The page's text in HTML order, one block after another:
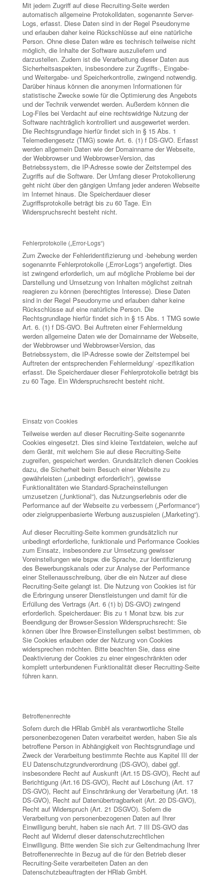
Mit jedem Zugriff auf diese Recruiting-Seite werden
automatisch allgemeine Protokolldaten, sogenannte Server-
Logs, erfasst. Diese Daten sind in der Regel Pseudonyme
und erlauben daher keine Rückschlüsse auf eine natürliche
Person. Ohne diese Daten wäre es technisch teilweise nicht
möglich, die Inhalte der Software auszuliefern und
darzustellen. Zudem ist die Verarbeitung dieser Daten aus
Sicherheitsaspekten, insbesondere zur Zugriffs-, Eingabe-
und Weitergabe- und Speicherkontrolle, zwingend notwendig.
Darüber hinaus können die anonymen Informationen für
statistische Zwecke sowie für die Optimierung des Angebots
und der Technik verwendet werden. Außerdem können die
Log-Files bei Verdacht auf eine rechtswidrige Nutzung der
Software nachträglich kontrolliert und ausgewertet werden.
Die Rechtsgrundlage hierfür findet sich in § 15 Abs. 1
Telemediengesetz (TMG) sowie Art. 6. (1) f DS-GVO. Erfasst
werden allgemein Daten wie der Domainname der Webseite,
der Webbrowser und Webbrowser-Version, das
Betriebssystem, die IP-Adresse sowie der Zeitstempel des
Zugriffs auf die Software. Der Umfang dieser Protokollierung
geht nicht über den gängigen Umfang jeder anderen Webseite
im Internet hinaus. Die Speicherdauer dieser
Zugriffsprotokolle beträgt bis zu 60 Tage. Ein
Widerspruchsrecht besteht nicht.
Fehlerprotokolle („Error-Logs“)
Zum Zwecke der Fehleridentifizierung und -behebung werden
sogenannte Fehlerprotokolle („Error-Logs“) angefertigt. Dies
ist zwingend erforderlich, um auf mögliche Probleme bei der
Darstellung und Umsetzung von Inhalten möglichst zeitnah
reagieren zu können (berechtigtes Interesse). Diese Daten
sind in der Regel Pseudonyme und erlauben daher keine
Rückschlüsse auf eine natürliche Person. Die
Rechtsgrundlage hierfür findet sich in § 15 Abs. 1 TMG sowie
Art. 6. (1) f DS-GVO. Bei Auftreten einer Fehlermeldung
werden allgemeine Daten wie der Domainname der Webseite,
der Webbrowser und Webbrowser-Version, das
Betriebssystem, die IP-Adresse sowie der Zeitstempel bei
Auftreten der entsprechenden Fehlermeldung/ -spezifikation
erfasst. Die Speicherdauer dieser Fehlerprotokolle beträgt bis
zu 60 Tage. Ein Widerspruchsrecht besteht nicht.
Einsatz von Cookies
Teilweise werden auf dieser Recruiting-Seite sogenannte
Cookies eingesetzt. Dies sind kleine Textdateien, welche auf
dem Gerät, mit welchem Sie auf diese Recruiting-Seite
zugreifen, gespeichert werden. Grundsätzlich dienen Cookies
dazu, die Sicherheit beim Besuch einer Website zu
gewährleisten („unbedingt erforderlich“), gewisse
Funktionalitäten wie Standard-Spracheinstellungen
umzusetzen („funktional“), das Nutzungserlebnis oder die
Performance auf der Webseite zu verbessern („Performance“)
oder zielgruppenbasierte Werbung auszuspielen („Marketing“).
Auf dieser Recruiting-Seite kommen grundsätzlich nur
unbedingt erforderliche, funktionale und Performance Cookies
zum Einsatz, insbesondere zur Umsetzung gewisser
Voreinstellungen wie bspw. die Sprache, zur Identifizierung
des Bewerbungskanals oder zur Analyse der Performance
einer Stellenausschreibung, über die ein Nutzer auf diese
Recruiting-Seite gelangt ist. Die Nutzung von Cookies ist für
die Erbringung unserer Dienstleistungen und damit für die
Erfüllung des Vertrags (Art. 6 (1) b) DS-GVO) zwingend
erforderlich. Speicherdauer: Bis zu 1 Monat bzw. bis zur
Beendigung der Browser-Session Widerspruchsrecht: Sie
können über Ihre Browser-Einstellungen selbst bestimmen, ob
Sie Cookies erlauben oder der Nutzung von Cookies
widersprechen möchten. Bitte beachten Sie, dass eine
Deaktivierung der Cookies zu einer eingeschränkten oder
komplett unterbundenen Funktionalität dieser Recruiting-Seite
führen kann.
Betroffenenrechte
Sofern durch die HRlab GmbH als verantwortliche Stelle
personenbezogenen Daten verarbeitet werden, haben Sie als
betroffene Person in Abhängigkeit von Rechtsgrundlage und
Zweck der Verarbeitung bestimmte Rechte aus Kapitel III der
EU Datenschutzgrundverordnung (DS-GVO), dabei ggf.
insbesondere Recht auf Auskunft (Art.15 DS-GVO), Recht auf
Berichtigung (Art.16 DS-GVO), Recht auf Löschung (Art. 17
DS-GVO), Recht auf Einschränkung der Verarbeitung (Art. 18
DS-GVO), Recht auf Datenübertragbarkeit (Art. 20 DS-GVO),
Recht auf Widerspruch (Art. 21 DSGVO). Sofern die
Verarbeitung von personenbezogenen Daten auf Ihrer
Einwilligung beruht, haben sie nach Art. 7 III DS-GVO das
Recht auf Widerruf dieser datenschutzrechtlichen
Einwilligung. Bitte wenden Sie sich zur Geltendmachung Ihrer
Betroffenenrechte in Bezug auf die für den Betrieb dieser
Recruiting-Seite verarbeiteten Daten an den
Datenschutzbeauftragten der HRlab GmbH.